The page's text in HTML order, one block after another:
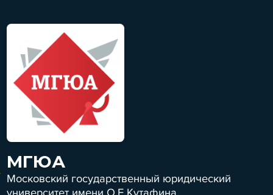
МГЮА
Московский государственный юридический